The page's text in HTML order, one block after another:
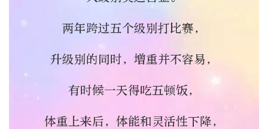
两年跨过五个级别打比赛，
升级别的同时，增重并不容易，
有时候一天得吃五顿饭，
体重上来后，体能和灵活性下降，